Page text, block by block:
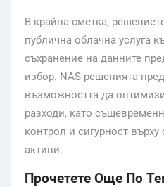
В крайна сметка,
публична облачна услуга
съхранение на данните
избор. NAS решенията
възможността да
разходи, като
контрол и сигурност
активи.
Прочетете Още По